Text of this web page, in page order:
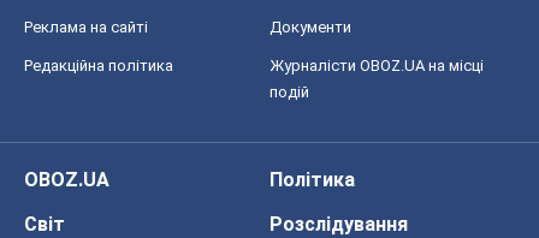
Реклама на сайті Документи
Редакційна політика
Журналісти OBOZ.UA на місці
подій
OBOZ.UA
Політика
Світ
Розслідування